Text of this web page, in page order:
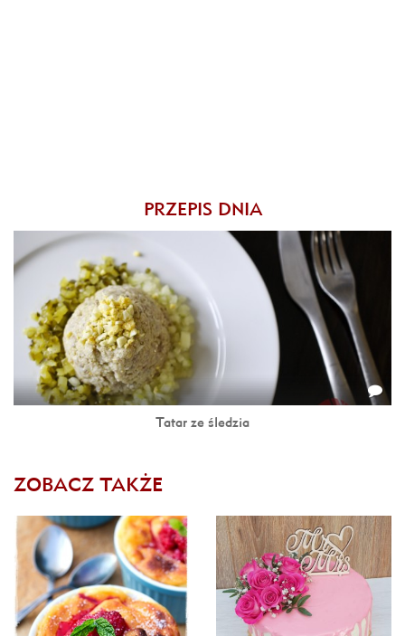
PRZEPIS DNIA
Tatar ze śledzia
ZOBACZ TAKŻE